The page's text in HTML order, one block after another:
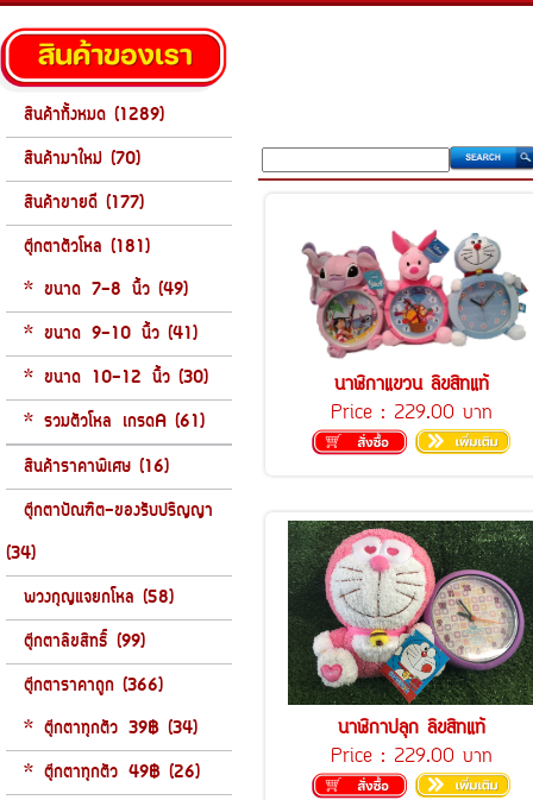
สินค้าทั้งหมด (1289)
สินค้ามาใหม่ (70)
สินค้าขายดี (177)
ตุ๊กตาตัวโหล (181)
* ขนาด 7-8 นิ้ว (49)
* ขนาด 9-10 นิ้ว (41)
* ขนาด 10-12 นิ้ว (30)
* รวมตัวโหล เกรดA (61)
สินค้าราคาพิเศษ (16)
ตุ๊กตาบัณฑิต-ของรับปริญญา
(34)
พวงกุญแจยกโหล (58)
ตุ๊กตาลิขสิทธิ์ (99)
ตุ๊กตาราคาถูก (366)
* ตุ๊กตาทุกตัว 39฿ (34)
* ตุ๊กตาทุกตัว 49฿ (26)
นาฬิกาแขวน ลิขสิทแท้
Price : 229.00 บาท
นาฬิกาปลุก ลิขสิทแท้
Price : 229.00 บาท